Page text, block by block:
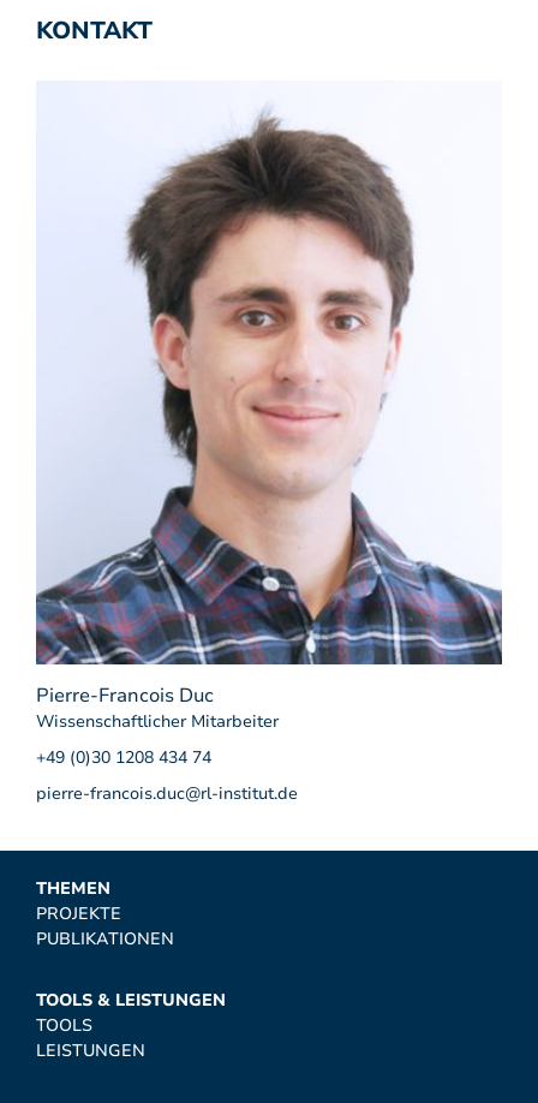
KONTAKT
Pierre-Francois Duc
Wissenschaftlicher Mitarbeiter
+49 (0)30 1208 434 74
pierre-francois.duc@rl-institut.de
THEMEN
PROJEKTE
PUBLIKATIONEN
TOOLS & LEISTUNGEN
TOOLS
LEISTUNGEN